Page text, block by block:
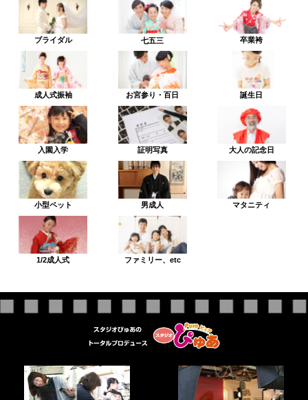
ブライダル 七五三 卒業袴
成人式振袖 お宮参り・百日 誕生日
入園入学 証明写真 大人の記念日
小型ペット 男成人 マタニティ
1/2成人式 ファミリー、etc